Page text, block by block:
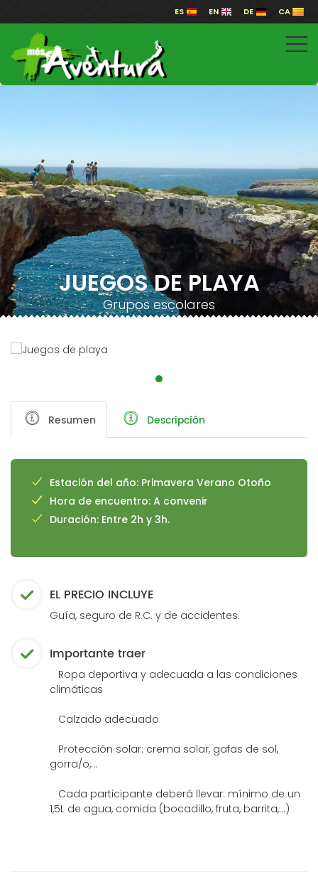
ES EN DE CA
JUEGOS DE PLAYA
Grupos escolares
Resumen Descripción
Estación del año: Primavera Verano Otoño
Hora de encuentro: A convenir
Duración: Entre 2h y 3h.
EL PRECIO INCLUYE
Guía, seguro de R.C. y de accidentes.
Importante traer
Ropa deportiva y adecuada a las condiciones
climáticas
Calzado adecuado
Protección solar: crema solar, gafas de sol,
gorra/o,...
Cada participante deberá llevar: mínimo de un
1,5L de agua, comida (bocadillo, fruta, barrita,...)